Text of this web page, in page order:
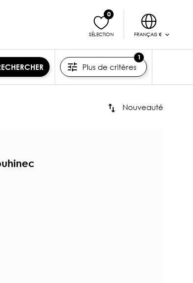
SÉLECTION
0
FRANÇAIS €
Plus de critères
1
Nouveauté